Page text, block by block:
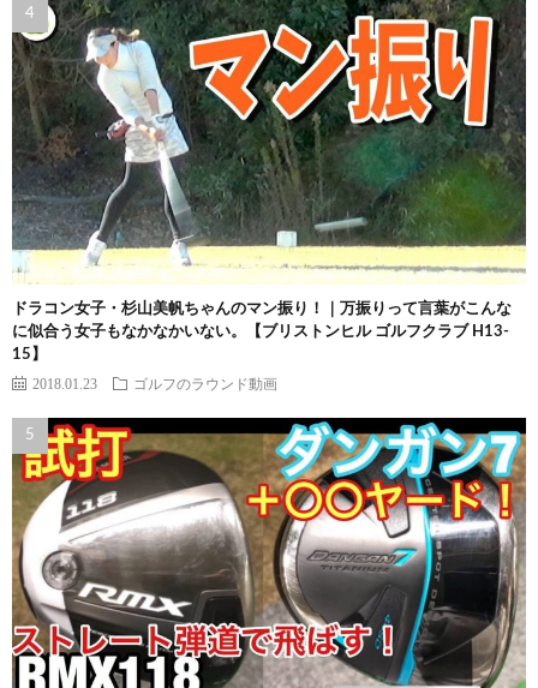
ドラコン女子・杉山美帆ちゃんのマン振り！｜万振りって言葉がこんな
に似合う女子もなかなかいない。【ブリストンヒル ゴルフクラブ H13-
15】
2018.01.23 ゴルフのラウンド動画